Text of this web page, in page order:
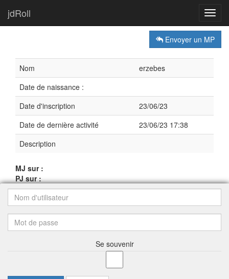
jdRoll
Envoyer un MP
Nom
erzebes
Date de naissance :
Date d'inscription
23/06/23
Date de dernière activité
23/06/23 17:38
Description
MJ sur :
PJ sur :
Se souvenir